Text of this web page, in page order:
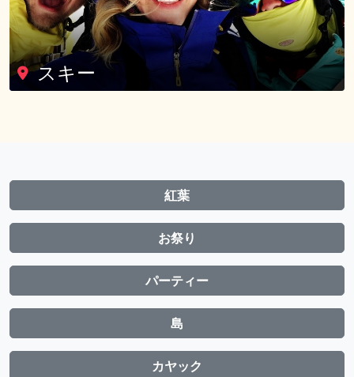
スキー
紅葉
お祭り
パーティー
島
カヤック